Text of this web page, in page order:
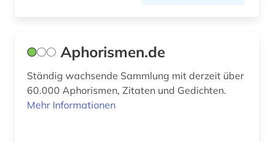
gelehrtenbibliothek (1)
gender (1)
Aphorismen.de
Ständig wachsende Sammlung mit derzeit über
60.000 Aphorismen, Zitaten und Gedichten.
Mehr Informationen